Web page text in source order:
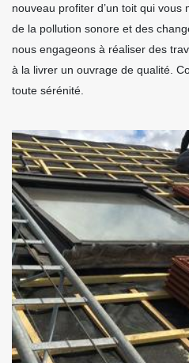
nouveau profiter d’un toit qui vous
de la pollution sonore et des
nous engageons à réaliser des
à la livrer un ouvrage de qualité.
toute sérénité.